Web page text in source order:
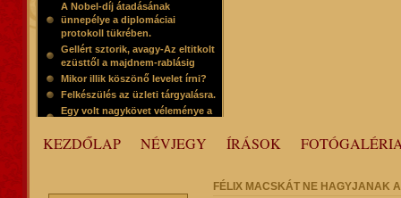
A Nobel-díj átadásának
ünnepélye a diplomáciai
protokoll tükrében.
Gellért sztorik, avagy-Az eltitkolt
ezüsttől a majdnem-rablásig
Mikor illik köszönő levelet írni?
Felkészülés az üzleti tárgyalásra.
Egy volt nagykövet véleménye a
KEZDŐLAP NÉVJEGY ÍRÁSOK
FÉLIX MACSKÁT NE HAGYJANAK